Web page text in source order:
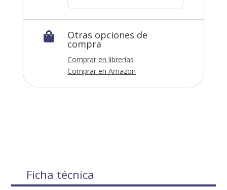
 Otras opciones de
compra
Comprar en librerías
Comprar en Amazon
Ficha técnica